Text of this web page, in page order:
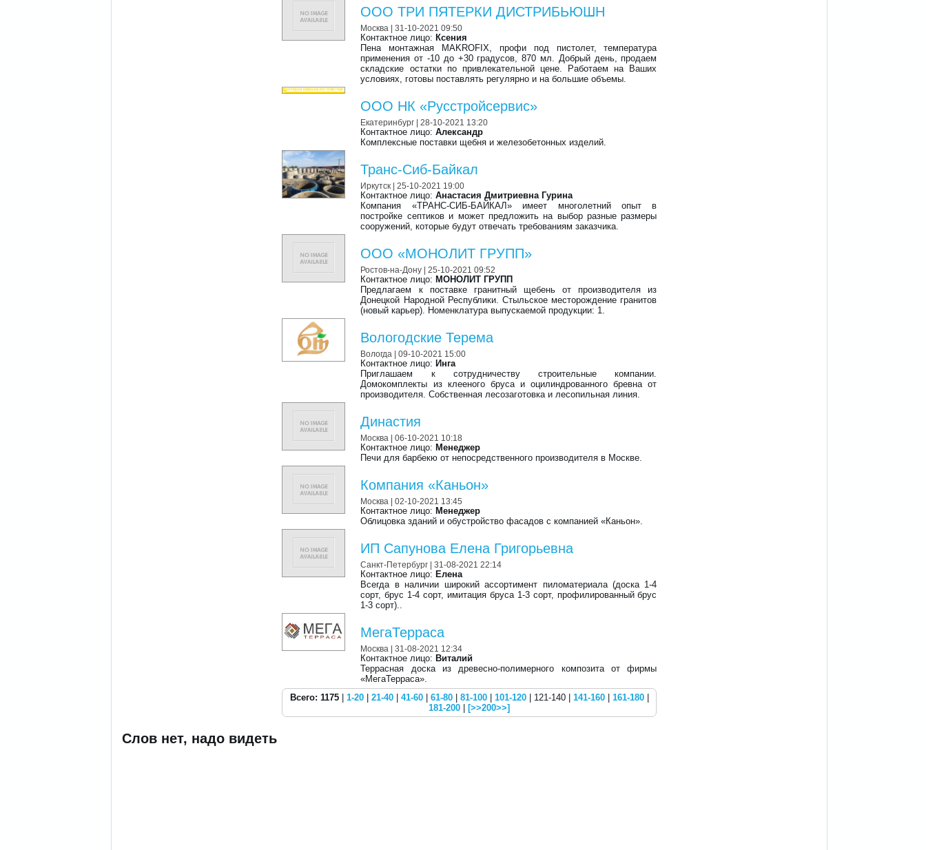
ООО ТРИ ПЯТЕРКИ ДИСТРИБЬЮШН
Москва | 31-10-2021 09:50
Контактное лицо: Ксения
Пена монтажная MAKROFIX, профи под пистолет, температура
применения от -10 до +30 градусов, 870 мл. Добрый день, продаем
складские остатки по привлекательной цене. Работаем на Ваших
условиях, готовы поставлять регулярно и на большие объемы.
ООО НК «Русстройсервис»
Екатеринбург | 28-10-2021 13:20
Контактное лицо:Александр
Комплексные поставки щебня и железобетонных изделий.
Транс-Сиб-Байкал
Иркутск | 25-10-2021 19:00
Контактное лицо:Анастасия Дмитриевна Гурина
Компания «ТРАНС-СИБ-БАЙКАЛ» имеет многолетний опыт в
постройке септиков и может предложить на выбор разные размеры
сооружений, которые будут отвечать требованиям заказчика.
ООО «МОНОЛИТ ГРУПП»
Ростов-на-Дону | 25-10-2021 09:52
Контактное лицо: МОНОЛИТ ГРУПП
Предлагаем к поставке гранитный щебень от производителя из
Донецкой Народной Республики. Стыльское месторождение гранитов
(новый карьер). Номенклатура выпускаемой продукции: 1.
Вологодские Терема
Вологда | 09-10-2021 15:00
Контактное лицо: Инга
Приглашаем к сотрудничеству строительные компании.
Домокомплекты из клееного бруса и оцилиндрованного бревна от
производителя. Собственная лесозаготовка и лесопильная линия.
Династия
Москва | 06-10-2021 10:18
Контактное лицо: Менеджер
Печи для барбекю от непосредственного производителя в Москве.
Компания «Каньон»
Москва | 02-10-2021 13:45
Контактное лицо: Менеджер
Облицовка зданий и обустройство фасадов с компанией «Каньон».
ИП Сапунова Елена Григорьевна
Санкт-Петербург | 31-08-2021 22:14
Контактное лицо: Елена
Всегда в наличии широкий ассортимент пиломатериала (доска 1-4
сорт, брус 1-4 сорт, имитация бруса 1-3 сорт, профилированный брус
1-3 сорт)..
МегаТерраса
Москва | 31-08-2021 12:34
Контактное лицо: Виталий
Террасная доска из древесно-полимерного композита от фирмы
«МегаТерраса».
Всего: 1175| 1-20| 21-40| 41-60| 61-80| 81-100| 101-120| 121-140 | 141-160| 161-180|
181-200
[>>200>>]
Слов нет, надо видеть